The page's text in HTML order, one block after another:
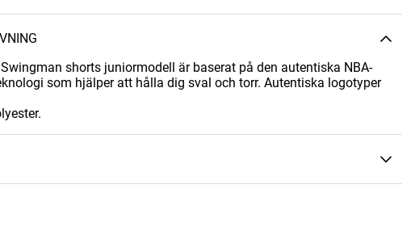
shorts juniormodell är baserat på den autentiska NBA-
som hjälper att hålla dig sval och torr. Autentiska logotyper